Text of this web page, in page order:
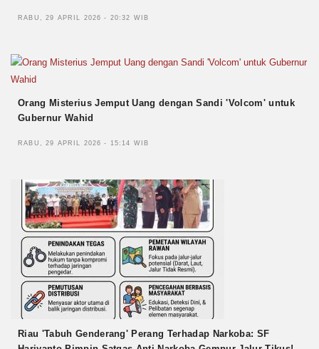
RABU, 29 APRIL 2026 - 20:32 WIB
Orang Misterius Jemput Uang dengan Sandi 'Volcom' untuk
Gubernur Wahid
RABU, 29 APRIL 2026 - 15:14 WIB
Riau 'Tabuh Genderang' Perang Terhadap Narkoba: SF